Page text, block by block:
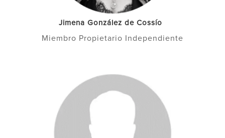
Jimena González de Cossío
Miembro Propietario Independiente